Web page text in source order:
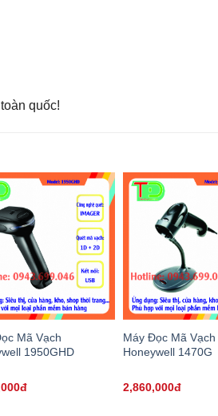
quốc!
Mã Vạch
1950GHD
Máy Đọc Mã Vạch
Honeywell 1470G
2,860,000đ